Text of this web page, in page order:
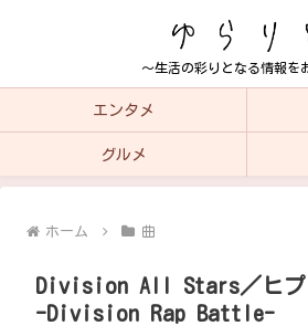
～生活の彩りとなる情報を
エンタメ
グルメ
ホーム 曲
Division All Stars／ヒプ
-Division Rap Battle-